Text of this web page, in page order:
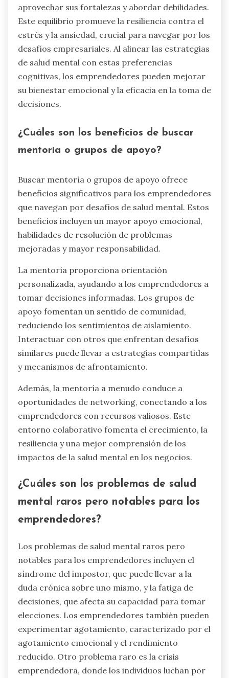
aprovechar sus fortalezas y abordar debilidades.
Este equilibrio promueve la resiliencia contra el
estrés y la ansiedad, crucial para navegar por los
desafíos empresariales. Al alinear las estrategias
de salud mental con estas preferencias
cognitivas, los emprendedores pueden mejorar
su bienestar emocional y la eficacia en la toma de
decisiones.
¿Cuáles son los beneficios de buscar
mentoría o grupos de apoyo?
Buscar mentoría o grupos de apoyo ofrece
beneficios significativos para los emprendedores
que navegan por desafíos de salud mental. Estos
beneficios incluyen un mayor apoyo emocional,
habilidades de resolución de problemas
mejoradas y mayor responsabilidad.
La mentoría proporciona orientación
personalizada, ayudando a los emprendedores a
tomar decisiones informadas. Los grupos de
apoyo fomentan un sentido de comunidad,
reduciendo los sentimientos de aislamiento.
Interactuar con otros que enfrentan desafíos
similares puede llevar a estrategias compartidas
y mecanismos de afrontamiento.
Además, la mentoría a menudo conduce a
oportunidades de networking, conectando a los
emprendedores con recursos valiosos. Este
entorno colaborativo fomenta el crecimiento, la
resiliencia y una mejor comprensión de los
impactos de la salud mental en los negocios.
¿Cuáles son los problemas de salud
mental raros pero notables para los
emprendedores?
Los problemas de salud mental raros pero
notables para los emprendedores incluyen el
síndrome del impostor, que puede llevar a la
duda crónica sobre uno mismo, y la fatiga de
decisiones, que afecta su capacidad para tomar
elecciones. Los emprendedores también pueden
experimentar agotamiento, caracterizado por el
agotamiento emocional y el rendimiento
reducido. Otro problema raro es la crisis
emprendedora, donde los individuos luchan por